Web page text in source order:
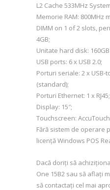
L2 Cache 533MHz
Memorie RAM: 800MHz
DIMM on 1 of 2 slots,
4GB;
Unitate hard disk: 160GB
USB ports: 6 x USB 2.0;
Porturi seriale: 2 x USB-
(standard);
Porturi Ethernet: 1 x RJ45;
Display: 15″;
Touchscreen:
Fără sistem de operare
licență Windows POS
Dacă doriți să
One 15B2 sau să aflați
să contactați cel mai